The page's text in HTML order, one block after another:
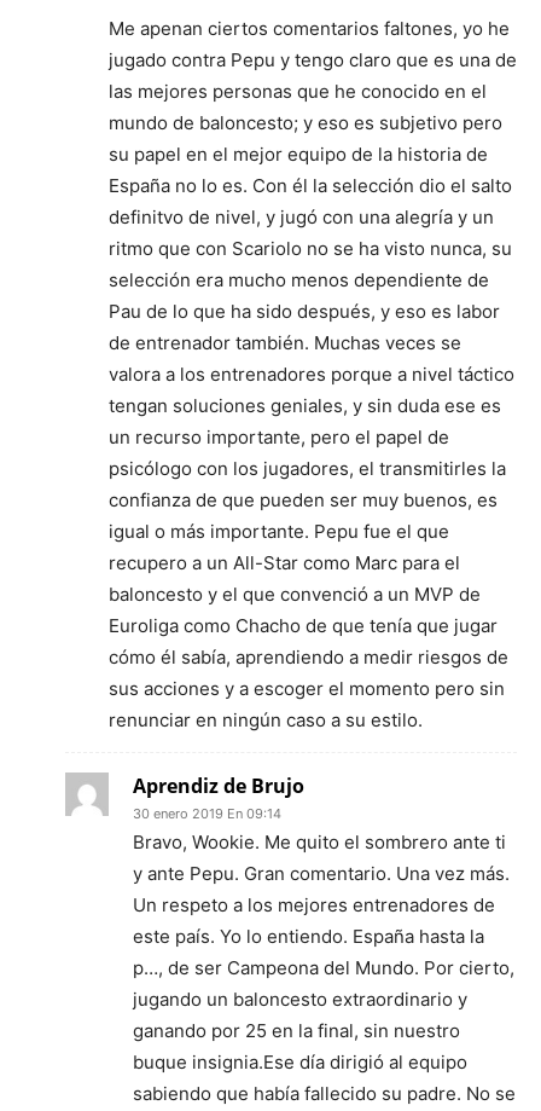
Me apenan ciertos comentarios faltones, yo he
jugado contra Pepu y tengo claro que es una de
las mejores personas que he conocido en el
mundo de baloncesto; y eso es subjetivo pero
su papel en el mejor equipo de la historia de
España no lo es. Con él la selección dio el salto
definitvo de nivel, y jugó con una alegría y un
ritmo que con Scariolo no se ha visto nunca, su
selección era mucho menos dependiente de
Pau de lo que ha sido después, y eso es labor
de entrenador también. Muchas veces se
valora a los entrenadores porque a nivel táctico
tengan soluciones geniales, y sin duda ese es
un recurso importante, pero el papel de
psicólogo con los jugadores, el transmitirles la
confianza de que pueden ser muy buenos, es
igual o más importante. Pepu fue el que
recupero a un All-Star como Marc para el
baloncesto y el que convenció a un MVP de
Euroliga como Chacho de que tenía que jugar
cómo él sabía, aprendiendo a medir riesgos de
sus acciones y a escoger el momento pero sin
renunciar en ningún caso a su estilo.
Aprendiz de Brujo
30 enero 2019 En 09:14
Bravo, Wookie. Me quito el sombrero ante ti
y ante Pepu. Gran comentario. Una vez más.
Un respeto a los mejores entrenadores de
este país. Yo lo entiendo. España hasta la
p…, de ser Campeona del Mundo. Por cierto,
jugando un baloncesto extraordinario y
ganando por 25 en la final, sin nuestro
buque insignia.Ese día dirigió al equipo
sabiendo que había fallecido su padre. No se